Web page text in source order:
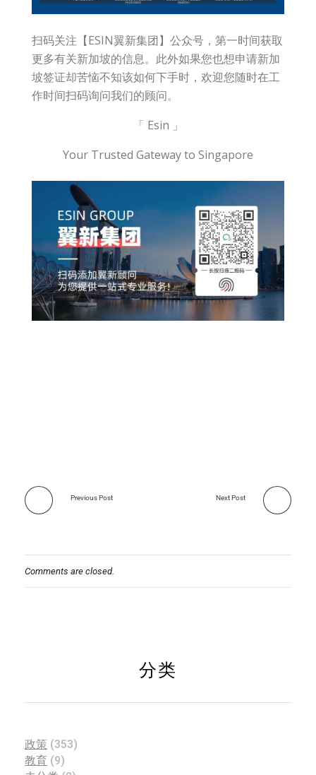
扫码关注【ESIN翼新集团】公众号，第一时间获取
更多有关新加坡的信息。此外如果您也想申请新加
坡签证却苦恼不知该如何下手时，欢迎您随时在工
作时间扫码询问我们的顾问。
「 Esin 」
Your Trusted Gateway to Singapore
Previous Post Next Post
Comments are closed.
分类
政策 (353)
教育 (9)